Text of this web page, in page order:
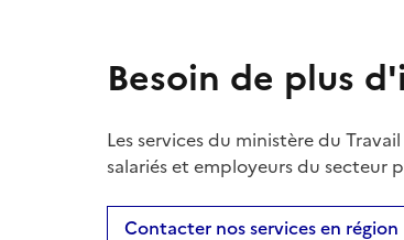
Besoin de plus
Les services du ministère du
salariés et employeurs du secteur
Contacter nos services en région